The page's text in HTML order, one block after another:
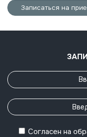
Записаться на
Согласен на